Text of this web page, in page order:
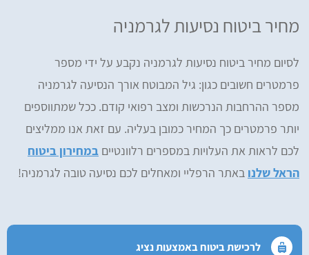
מחיר ביטוח נסיעות לגרמניה
לסיום מחיר ביטוח נסיעות לגרמניה נקבע על ידי מספר
פרמטרים חשובים כגון: גיל המבוטח אורך הנסיעה לגרמניה
מספר ההרחבות הנרכשות ומצב רפואי קודם. ככל שמתווספים
יותר פרמטרים כך המחיר כמובן בעליה. עם זאת אנו ממליצים
לכם לראות את העלויות במספרים רלוונטיים במחירון ביטוח
הראל שלנו באתר הרפליי ומאחלים לכם נסיעה טובה לגרמניה!
לרכישת ביטוח באמצעות נציג